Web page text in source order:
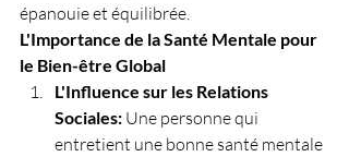
épanouie et équilibrée.
L'Importance de la Santé Mentale pour
le Bien-être Global
L'Influence sur les Relations
Sociales: Une personne qui
entretient une bonne santé mentale